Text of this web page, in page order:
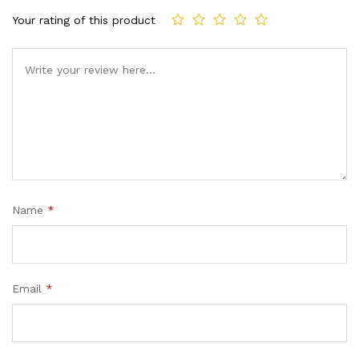
Your rating of this product
Name *
Email *